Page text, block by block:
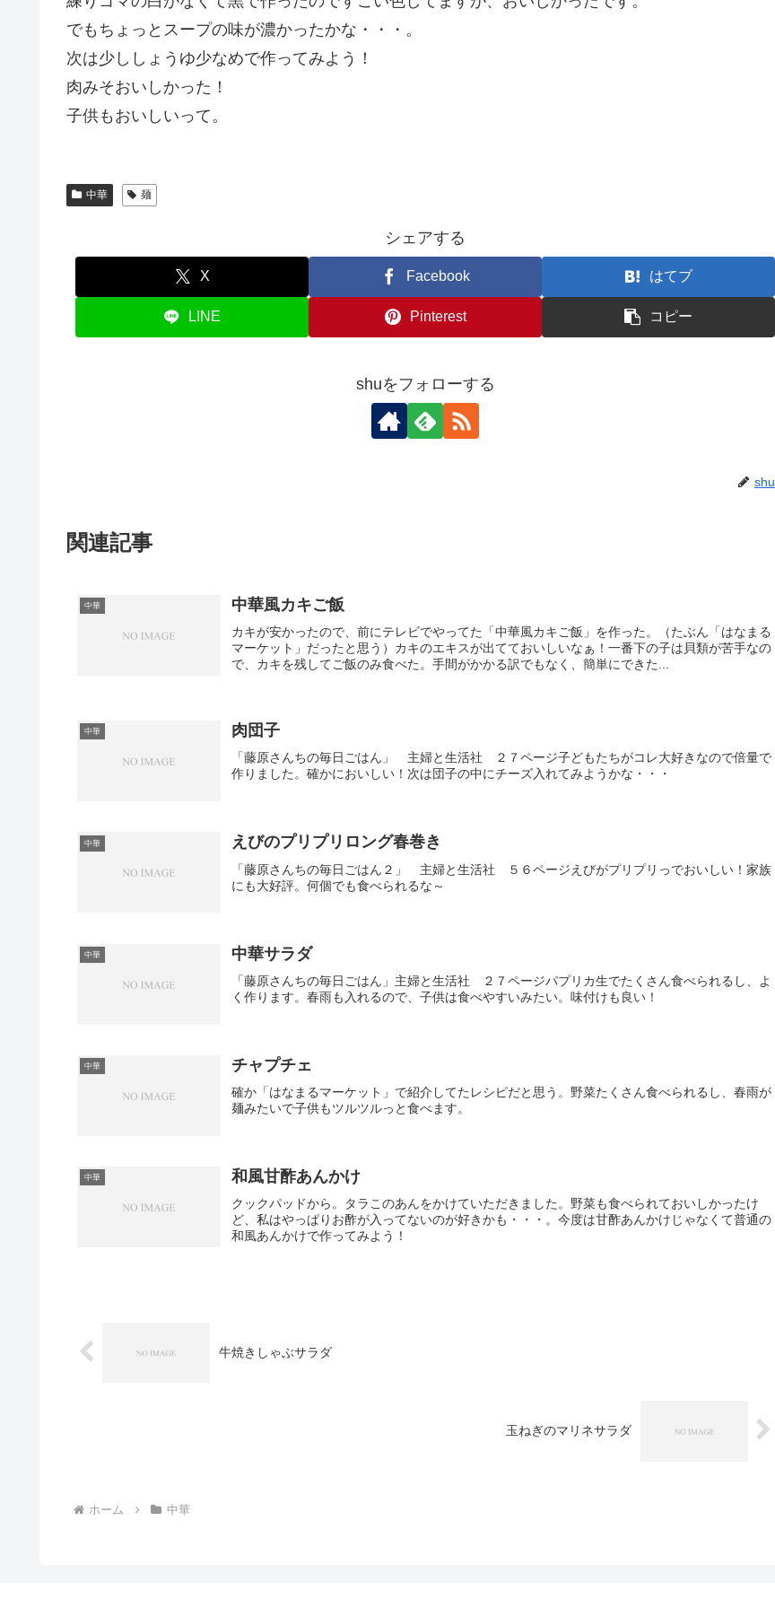
でもちょっとスープの味が濃かったかな・・・。
次は少ししょうゆ少なめで作ってみよう！
肉みそおいしかった！
子供もおいしいって。
中華 麺
シェアする
X Facebook はてブ
LINE Pinterest コピー
shuをフォローする
shu
関連記事
中華 中華風カキご飯
カキが安かったので、前にテレビでやってた「中華風カキご飯」を作った。（たぶん「はなまる
マーケット」だったと思う）カキのエキスが出てておいしいなぁ！一番下の子は貝類が苦手なの
で、カキを残してご飯のみ食べた。手間がかかる訳でもなく、簡単にできた...
中華 肉団子
「藤原さんちの毎日ごはん」 主婦と生活社 ２７ページ子どもたちがコレ大好きなので倍量で
作りました。確かにおいしい！次は団子の中にチーズ入れてみようかな・・・
中華 えびのプリプリロング春巻き
「藤原さんちの毎日ごはん２」 主婦と生活社 ５６ページえびがプリプリっでおいしい！家族
にも大好評。何個でも食べられるな～
中華 中華サラダ
「藤原さんちの毎日ごはん」主婦と生活社 ２７ページパプリカ生でたくさん食べられるし、よ
く作ります。春雨も入れるので、子供は食べやすいみたい。味付けも良い！
中華 チャプチェ
確か「はなまるマーケット」で紹介してたレシピだと思う。野菜たくさん食べられるし、春雨が
麺みたいで子供もツルツルっと食べます。
中華 和風甘酢あんかけ
クックパッドから。タラこのあんをかけていただきました。野菜も食べられておいしかったけ
ど、私はやっぱりお酢が入ってないのが好きかも・・・。今度は甘酢あんかけじゃなくて普通の
和風あんかけで作ってみよう！
牛焼きしゃぶサラダ
玉ねぎのマリネサラダ
ホーム 中華